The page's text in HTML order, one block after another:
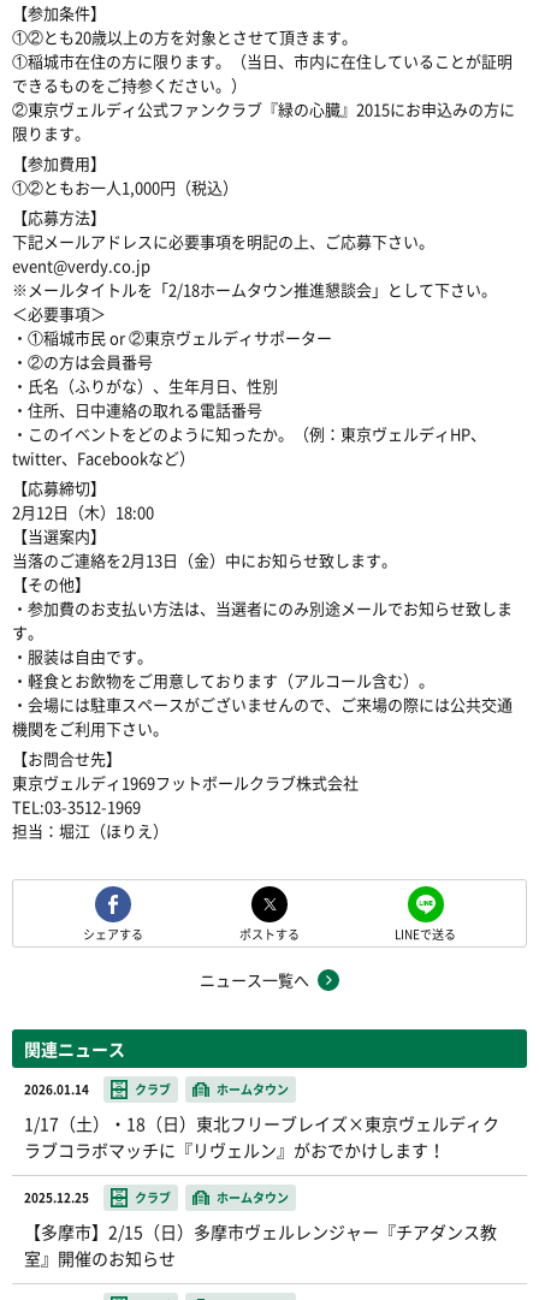
【参加条件】
①②とも20歳以上の方を対象とさせて頂きます。
①稲城市在住の方に限ります。（当日、市内に在住していることが証明
できるものをご持参ください。）
②東京ヴェルディ公式ファンクラブ『緑の心臓』2015にお申込みの方に
限ります。
【参加費用】
①②ともお一人1,000円（税込）
【応募方法】
下記メールアドレスに必要事項を明記の上、ご応募下さい。
event@verdy.co.jp
※メールタイトルを「2/18ホームタウン推進懇談会」として下さい。
＜必要事項＞
・①稲城市民 or ②東京ヴェルディサポーター
・②の方は会員番号
・氏名（ふりがな）、生年月日、性別
・住所、日中連絡の取れる電話番号
・このイベントをどのように知ったか。（例：東京ヴェルディHP、
twitter、Facebookなど）
【応募締切】
2月12日（木）18:00
【当選案内】
当落のご連絡を2月13日（金）中にお知らせ致します。
【その他】
・参加費のお支払い方法は、当選者にのみ別途メールでお知らせ致しま
す。
・服装は自由です。
・軽食とお飲物をご用意しております（アルコール含む）。
・会場には駐車スペースがございませんので、ご来場の際には公共交通
機関をご利用下さい。
【お問合せ先】
東京ヴェルディ1969フットボールクラブ株式会社
TEL:03-3512-1969
担当：堀江（ほりえ）
シェアする ポストする LINEで送る
ニュース一覧へ
関連ニュース
2026.01.14 クラブ ホームタウン
1/17（土）・18（日）東北フリーブレイズ×東京ヴェルディク
ラブコラボマッチに『リヴェルン』がおでかけします！
2025.12.25 クラブ ホームタウン
【多摩市】2/15（日）多摩市ヴェルレンジャー『チアダンス教
室』開催のお知らせ